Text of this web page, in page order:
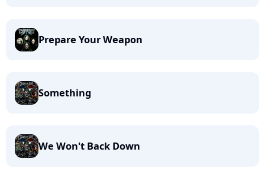
Prepare Your Weapon
Something
We Won't Back Down